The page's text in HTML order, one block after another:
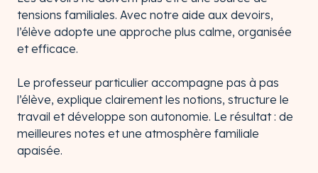
tensions familiales. Avec notre aide aux devoirs,
l’élève adopte une approche plus calme, organisée
et efficace.
Le professeur particulier accompagne pas à pas
l’élève, explique clairement les notions, structure le
travail et développe son autonomie. Le résultat : de
meilleures notes et une atmosphère familiale
apaisée.